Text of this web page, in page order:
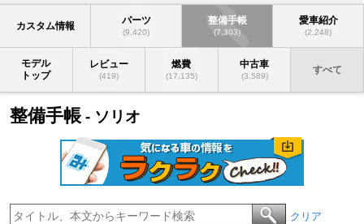
カスタム情報 パーツ
(9,420)
整備手帳
(7,303)
愛車紹介
(2,248)
モデル
トップ
レビュー
(419)
燃費
(17,135)
中古車
(3,589)
すべて
整備手帳 - ソリオ
クリア